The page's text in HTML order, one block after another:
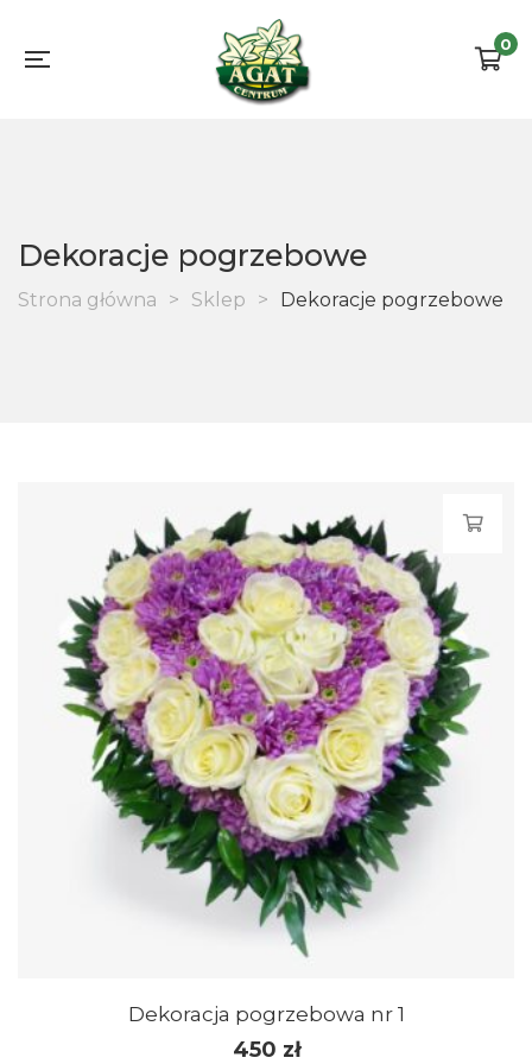
0
Dekoracje pogrzebowe
Strona główna > Sklep > Dekoracje pogrzebowe
Dekoracja pogrzebowa nr 1
450 zł